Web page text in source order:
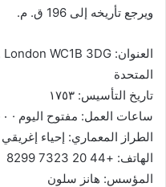
ويرجع تأريخه إلى 196 ق. م.
المتحدة
تاريخ التأسيس: ١٧٥٣
ساعات العمل: مفتوح اليوم · ١٠:٠٠ ص – ٥:٣٠ م
الطراز المعماري: إحياء إغريقي
الهاتف: +44 20 7323 8299
المؤسس: هانز سلون